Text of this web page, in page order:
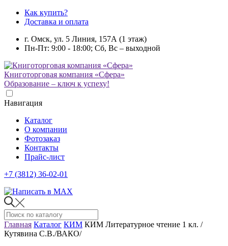
Как купить?
Доставка и оплата
г. Омск, ул. 5 Линия, 157А (1 этаж)
Пн-Пт: 9:00 - 18:00; Сб, Вс – выходной
Книготорговая компания «Сфера»
Образование – ключ к успеху!
Навигация
Каталог
О компании
Фотозаказ
Контакты
Прайс-лист
+7 (3812) 36-02-01
Главная Каталог КИМ КИМ Литературное чтение 1 кл. /
Кутявина С.В./ВАКО/